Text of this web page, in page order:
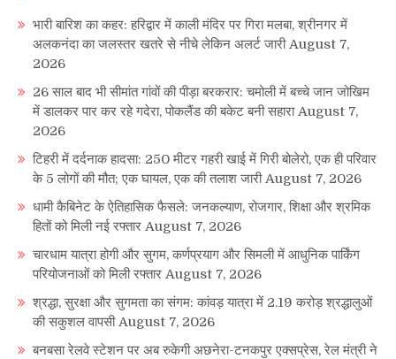
भारी बारिश का कहर: हरिद्वार में काली मंदिर पर गिरा मलबा, श्रीनगर में
अलकनंदा का जलस्तर खतरे से नीचे लेकिन अलर्ट जारी August 7,
2026
26 साल बाद भी सीमांत गांवों की पीड़ा बरकरार: चमोली में बच्चे जान जोखिम
में डालकर पार कर रहे गदेरा, पोकलैंड की बकेट बनी सहारा August 7,
2026
टिहरी में दर्दनाक हादसा: 250 मीटर गहरी खाई में गिरी बोलेरो, एक ही परिवार
के 5 लोगों की मौत; एक घायल, एक की तलाश जारी August 7, 2026
धामी कैबिनेट के ऐतिहासिक फैसले: जनकल्याण, रोजगार, शिक्षा और श्रमिक
हितों को मिली नई रफ्तार August 7, 2026
चारधाम यात्रा होगी और सुगम, कर्णप्रयाग और सिमली में आधुनिक पार्किंग
परियोजनाओं को मिली रफ्तार August 7, 2026
श्रद्धा, सुरक्षा और सुगमता का संगम: कांवड़ यात्रा में 2.19 करोड़ श्रद्धालुओं
की सकुशल वापसी August 7, 2026
बनबसा रेलवे स्टेशन पर अब रुकेगी अछनेरा-टनकपुर एक्सप्रेस, रेल मंत्री ने